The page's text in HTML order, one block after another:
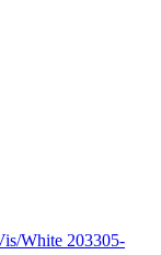
White 203305-